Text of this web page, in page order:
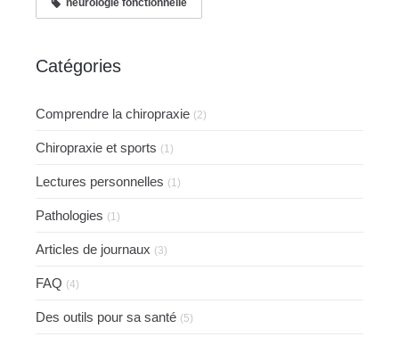
Catégories
Comprendre la chiropraxie (2)
Chiropraxie et sports (1)
Lectures personnelles (1)
Pathologies (1)
Articles de journaux (3)
FAQ (4)
Des outils pour sa santé (5)